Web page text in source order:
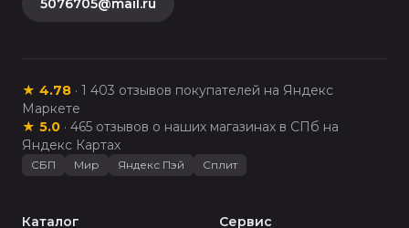
5076705@mail.ru
★ 4.78 · 1 403 отзывов покупателей на Яндекс
Маркете
★ 5.0 · 465 отзывов о наших магазинах в СПб на
Яндекс Картах
СБП Мир Яндекс Пэй Сплит
Каталог
Сервис